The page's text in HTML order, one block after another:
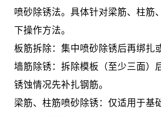
喷砂除锈法。具体针对梁筋、柱筋
下操作方法。
板筋拆除：集中喷砂除锈后再绑扎
墙筋除锈：拆除模板（至少三面）
锈蚀情况先补扎钢筋。
梁筋、柱筋喷砂除锈：仅适用于基